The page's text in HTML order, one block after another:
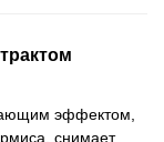
эффектом,
снимает